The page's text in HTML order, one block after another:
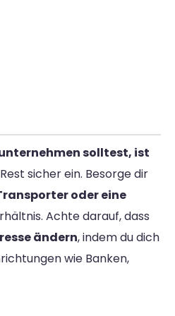
solltest, ist
sicher ein. Besorge dir
oder eine
Achte darauf, dass
ändern, indem du dich
wie Banken,